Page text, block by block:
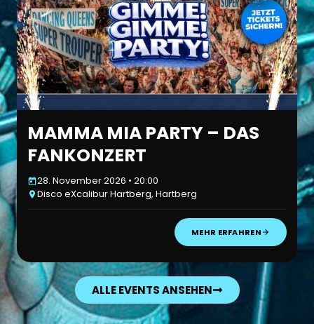
MAMMA MIA PARTY – DAS
FANKONZERT
28. November 2026 • 20:00
Disco eXcalibur Hartberg, Hartberg
MEHR ERFAHREN
ALLE EVENTS ANSEHEN